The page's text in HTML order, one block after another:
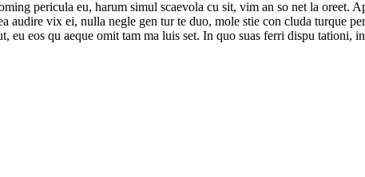
pericula eu, harum simul scaevola cu sit, vim an so net la oreet.
audire vix ei, nulla negle gen tur te duo, mole stie con cluda turque
eos qu aeque omit tam ma luis set. In quo suas ferri dispu tationi,